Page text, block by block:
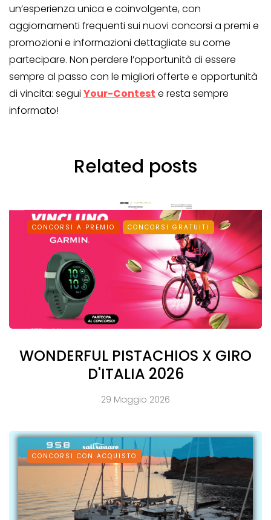
un’esperienza unica e coinvolgente, con
aggiornamenti frequenti sui nuovi concorsi a premi e
promozioni e informazioni dettagliate su come
partecipare. Non perdere l’opportunità di essere
sempre al passo con le migliori offerte e opportunità
di vincita: segui Your-Contest e resta sempre
informato!
Related posts
CONCORSI A PREMIO CONCORSI GRATUITI
WONDERFUL PISTACHIOS X GIRO
D'ITALIA 2026
29 Maggio 2026
CONCORSI CON ACQUISTO